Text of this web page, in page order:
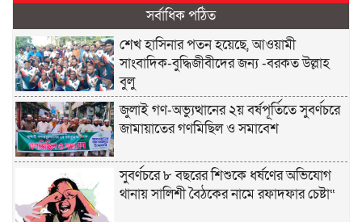
সর্বাধিক পঠিত
শেখ হাসিনার পতন হয়েছে, আওয়ামী
সাংবাদিক-বুদ্ধিজীবীদের জন্য -বরকত উল্লাহ
বুলু
জুলাই গণ-অভ্যুত্থানের ২য় বর্ষপূর্তিতে সুবর্ণচরে
জামায়াতের গণমিছিল ও সমাবেশ
সুবর্ণচরে ৮ বছরের শিশুকে ধর্ষণের অভিযোগ
থানায় সালিশী বৈঠকের নামে রফাদফার চেষ্টা“